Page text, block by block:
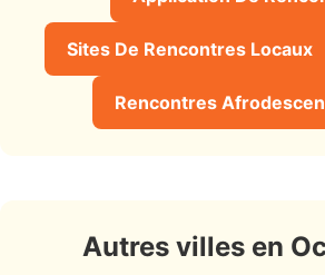
Sites De Rencontres Locaux
Rencontres
Autres villes en